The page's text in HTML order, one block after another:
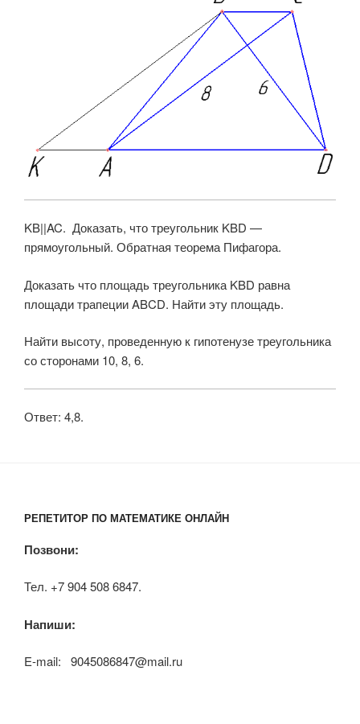
KB||AC. Доказать, что треугольник KBD —
прямоугольный. Обратная теорема Пифагора.
Доказать что площадь треугольника KBD равна
площади трапеции ABCD. Найти эту площадь.
Найти высоту, проведенную к гипотенузе треугольника
со сторонами 10, 8, 6.
Ответ: 4,8.
РЕПЕТИТОР ПО МАТЕМАТИКЕ ОНЛАЙН
Позвони:
Тел. +7 904 508 6847.
Напиши:
E-mail: 9045086847@mail.ru